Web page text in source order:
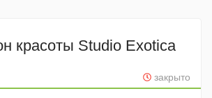
красоты Studio Exotica
закрыто